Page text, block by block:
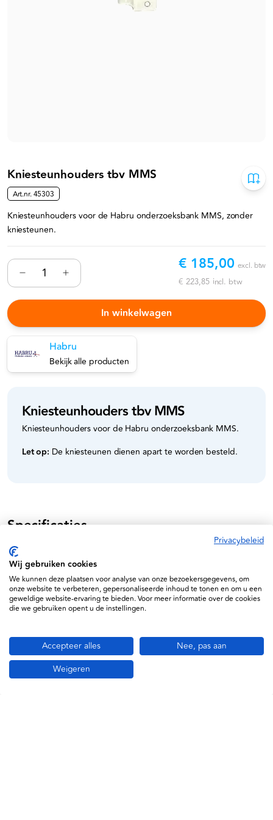
Kniesteunhouders tbv MMS
Art.nr.45303
Kniesteunhouders voor de Habru onderzoeksbank MMS, zonder
kniesteunen.
€ 185,00 excl. btw
€ 223,85 incl. btw
In winkelwagen
Habru
Bekijk alle producten
Kniesteunhouders tbv MMS
Kniesteunhouders voor de Habru onderzoeksbank MMS.
Let op: De kniesteunen dienen apart te worden besteld.
Specificaties
321204
Informatie
Privacybeleid
Wij gebruiken cookies
We kunnen deze plaatsen voor analyse van onze bezoekersgegevens, om
onze website te verbeteren, gepersonaliseerde inhoud te tonen en om u een
geweldige website-ervaring te bieden. Voor meer informatie over de cookies
die we gebruiken opent u de instellingen.
Accepteer alles
Nee, pas aan
Weigeren